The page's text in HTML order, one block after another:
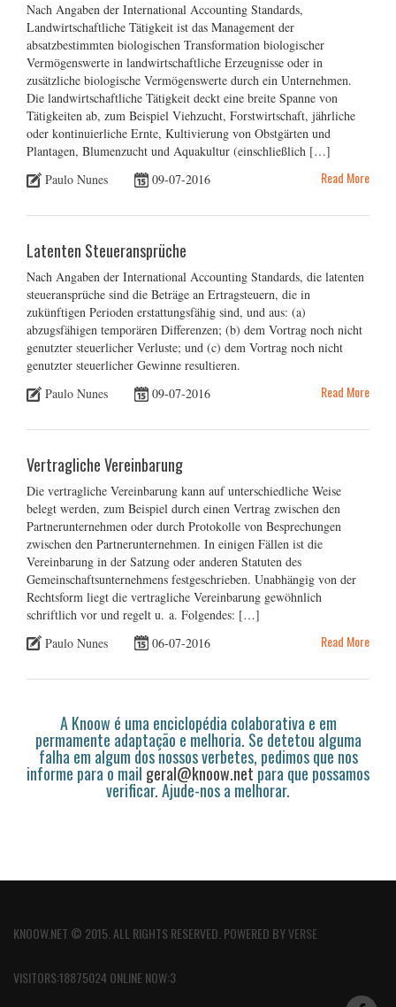
Nach Angaben der International Accounting Standards,
Landwirtschaftliche Tätigkeit ist das Management der
absatzbestimmten biologischen Transformation biologischer
Vermögenswerte in landwirtschaftliche Erzeugnisse oder in
zusätzliche biologische Vermögenswerte durch ein Unternehmen.
Die landwirtschaftliche Tätigkeit deckt eine breite Spanne von
Tätigkeiten ab, zum Beispiel Viehzucht, Forstwirtschaft, jährliche
oder kontinuierliche Ernte, Kultivierung von Obstgärten und
Plantagen, Blumenzucht und Aquakultur (einschließlich […]
Paulo Nunes
09-07-2016 Read More
Latenten Steueransprüche
Nach Angaben der International Accounting Standards, die latenten
steueransprüche sind die Beträge an Ertragsteuern, die in
zukünftigen Perioden erstattungsfähig sind, und aus: (a)
abzugsfähigen temporären Differenzen; (b) dem Vortrag noch nicht
genutzter steuerlicher Verluste; und (c) dem Vortrag noch nicht
genutzter steuerlicher Gewinne resultieren.
Paulo Nunes
09-07-2016 Read More
Vertragliche Vereinbarung
Die vertragliche Vereinbarung kann auf unterschiedliche Weise
belegt werden, zum Beispiel durch einen Vertrag zwischen den
Partnerunternehmen oder durch Protokolle von Besprechungen
zwischen den Partnerunternehmen. In einigen Fällen ist die
Vereinbarung in der Satzung oder anderen Statuten des
Gemeinschaftsunternehmens festgeschrieben. Unabhängig von der
Rechtsform liegt die vertragliche Vereinbarung gewöhnlich
schriftlich vor und regelt u. a. Folgendes: […]
Paulo Nunes
06-07-2016 Read More
A Knoow é uma enciclopédia colaborativa e em
permamente adaptação e melhoria. Se detetou alguma
falha em algum dos nossos verbetes, pedimos que nos
informe para o mail geral@knoow.netpara que possamos
verificar. Ajude-nos a melhorar.
KNOOW.NET © 2015. ALL RIGHTS RESERVED. POWERED BYVERSE
VISITORS:18875024 ONLINE NOW:3